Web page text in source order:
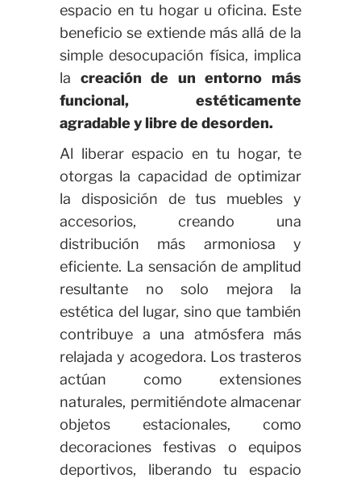
espacio en tu hogar u oficina. Este
beneficio se extiende más allá de la
simple desocupación física, implica
la creación de un entorno más
funcional, estéticamente
agradable y libre de desorden.
Al liberar espacio en tu hogar, te
otorgas la capacidad de optimizar
la disposición de tus muebles y
accesorios, creando una
distribución más armoniosa y
eficiente. La sensación de amplitud
resultante no solo mejora la
estética del lugar, sino que también
contribuye a una atmósfera más
relajada y acogedora. Los trasteros
actúan como extensiones
naturales, permitiéndote almacenar
objetos estacionales, como
decoraciones festivas o equipos
deportivos, liberando tu espacio